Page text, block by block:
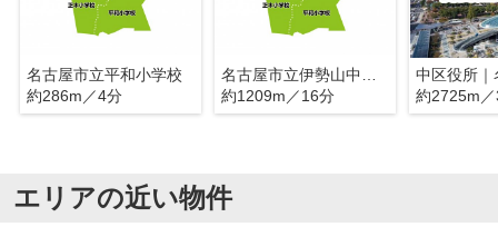
名古屋市立平和小学校
約286m／4分
約1209m／16分
約2725m
エリアの近い物件